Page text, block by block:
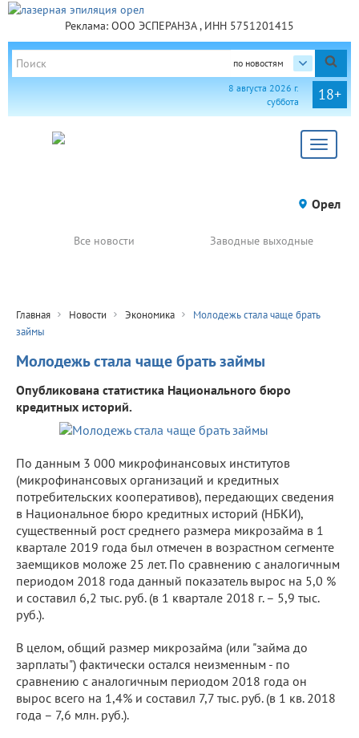
Реклама: ООО ЭСПЕРАНЗА , ИНН 5751201415
по новостям
18+
8 августа 2026 г.
суббота
Toggle
Орел
Все новости Заводные выходные
Главная Новости Экономика
Молодежь стала чаще брать
займы
Молодежь стала чаще брать займы
Опубликована статистика Национального бюро
кредитных историй.
По данным 3 000 микрофинансовых институтов
(микрофинансовых организаций и кредитных
потребительских кооперативов), передающих сведения
в Национальное бюро кредитных историй (НБКИ),
существенный рост среднего размера микрозайма в 1
квартале 2019 года был отмечен в возрастном сегменте
заемщиков моложе 25 лет. По сравнению с аналогичным
периодом 2018 года данный показатель вырос на 5,0 %
и составил 6,2 тыс. руб. (в 1 квартале 2018 г. – 5,9 тыс.
руб.).
В целом, общий размер микрозайма (или "займа до
зарплаты") фактически остался неизменным - по
сравнению с аналогичным периодом 2018 года он
вырос всего на 1,4% и составил 7,7 тыс. руб. (в 1 кв. 2018
года – 7,6 млн. руб.).